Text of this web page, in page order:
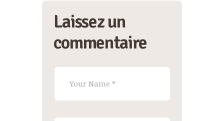
Laissez un
commentaire